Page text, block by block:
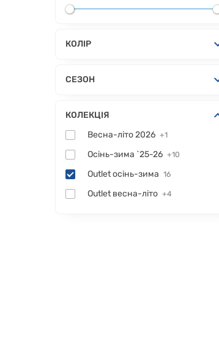
КОЛІР
СЕЗОН
КОЛЕКЦІЯ
Весна-літо 2026 +1
Осінь-зима `25-26 +10
Outlet осінь-зима 16
Outlet весна-літо +4